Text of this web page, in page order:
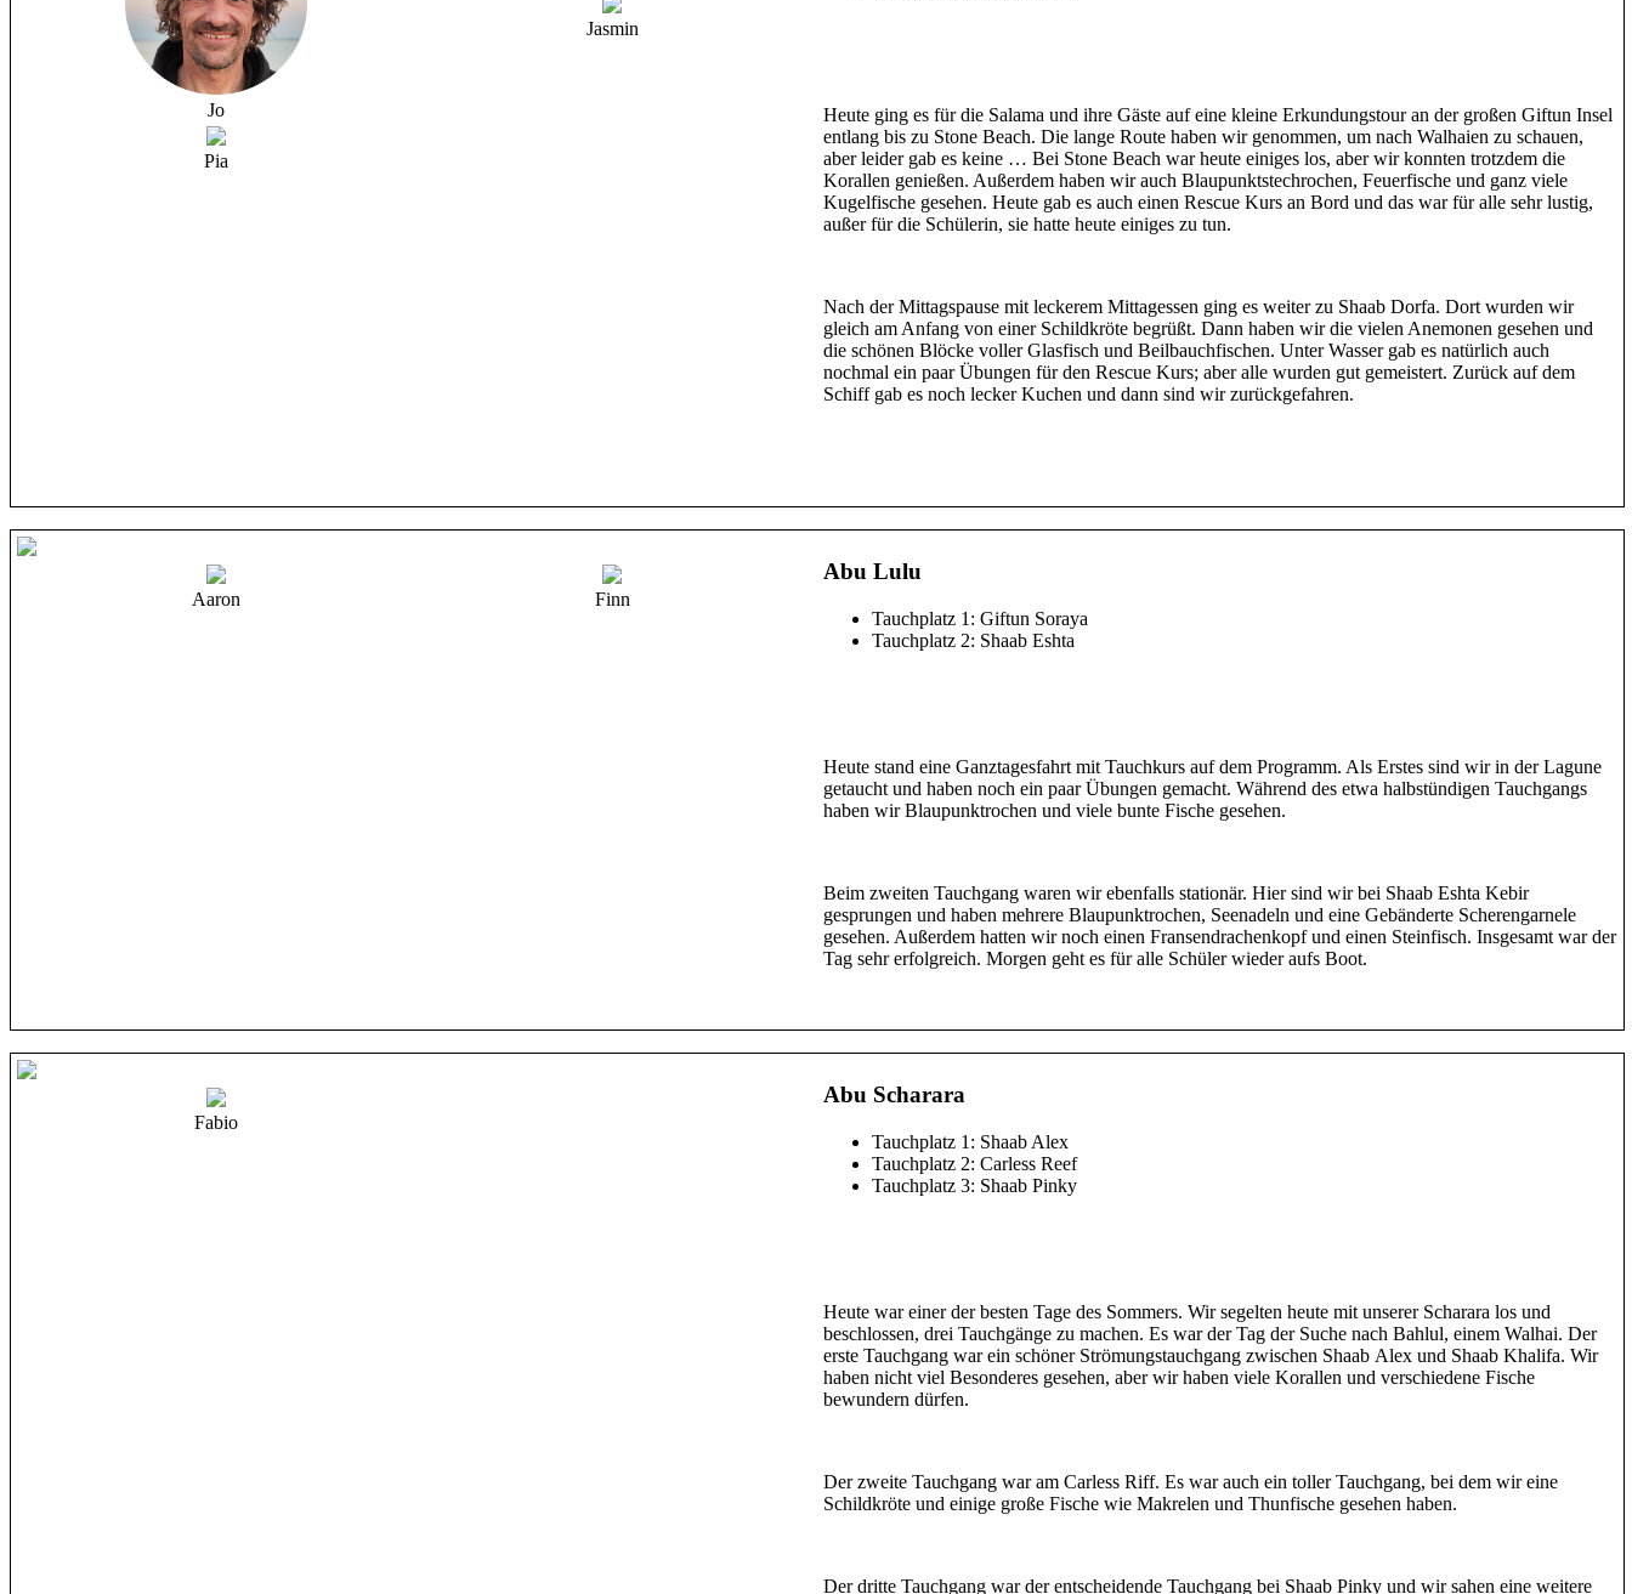
Jo
Jasmin
Pia
Heute ging es für die Salama und ihre Gäste auf eine kleine Erkundungstour an der großen Giftun Insel
entlang bis zu Stone Beach. Die lange Route haben wir genommen, um nach Walhaien zu schauen,
aber leider gab es keine … Bei Stone Beach war heute einiges los, aber wir konnten trotzdem die
Korallen genießen. Außerdem haben wir auch Blaupunktstechrochen, Feuerfische und ganz viele
Kugelfische gesehen. Heute gab es auch einen Rescue Kurs an Bord und das war für alle sehr lustig,
außer für die Schülerin, sie hatte heute einiges zu tun.
Nach der Mittagspause mit leckerem Mittagessen ging es weiter zu Shaab Dorfa. Dort wurden wir
gleich am Anfang von einer Schildkröte begrüßt. Dann haben wir die vielen Anemonen gesehen und
die schönen Blöcke voller Glasfisch und Beilbauchfischen. Unter Wasser gab es natürlich auch
nochmal ein paar Übungen für den Rescue Kurs; aber alle wurden gut gemeistert. Zurück auf dem
Schiff gab es noch lecker Kuchen und dann sind wir zurückgefahren.
Aaron Finn
Abu Lulu
Tauchplatz 1: Giftun Soraya
Tauchplatz 2: Shaab Eshta
Heute stand eine Ganztagesfahrt mit Tauchkurs auf dem Programm. Als Erstes sind wir in der Lagune
getaucht und haben noch ein paar Übungen gemacht. Während des etwa halbstündigen Tauchgangs
haben wir Blaupunktrochen und viele bunte Fische gesehen.
Beim zweiten Tauchgang waren wir ebenfalls stationär. Hier sind wir bei Shaab Eshta Kebir
gesprungen und haben mehrere Blaupunktrochen, Seenadeln und eine Gebänderte Scherengarnele
gesehen. Außerdem hatten wir noch einen Fransendrachenkopf und einen Steinfisch. Insgesamt war der
Tag sehr erfolgreich. Morgen geht es für alle Schüler wieder aufs Boot.
Fabio
Abu Scharara
Tauchplatz 1: Shaab Alex
Tauchplatz 2: Carless Reef
Tauchplatz 3: Shaab Pinky
Heute war einer der besten Tage des Sommers. Wir segelten heute mit unserer Scharara los und
beschlossen, drei Tauchgänge zu machen. Es war der Tag der Suche nach Bahlul, einem Walhai. Der
erste Tauchgang war ein schöner Strömungstauchgang zwischen Shaab Alex und Shaab Khalifa. Wir
haben nicht viel Besonderes gesehen, aber wir haben viele Korallen und verschiedene Fische
bewundern dürfen.
Der zweite Tauchgang war am Carless Riff. Es war auch ein toller Tauchgang, bei dem wir eine
Schildkröte und einige große Fische wie Makrelen und Thunfische gesehen haben.
Der dritte Tauchgang war der entscheidende Tauchgang bei Shaab Pinky und wir sahen eine weitere